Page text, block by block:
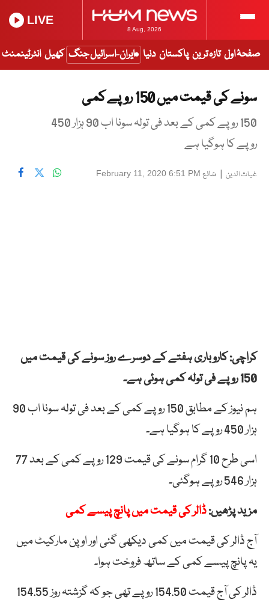
8 Aug, 2026
LIVE
صفحۂ اول تازہ ترین پاکستان دنیا ایران-اسرائیل جنگ کھیل انٹرٹینمنٹ
سونے کی قیمت میں 150 روپے کمی
150 روپے کمی کے بعد فی تولہ سونا اب 90 ہزار 450
روپے کا ہوگیا ہے
غیاث الدین | شائع February 11, 2020 6:51 PM
کراچی: کاروباری ہفتے کے دوسرے روز سونے کی قیمت میں
150 روپے فی تولہ کمی ہوئی ہے۔
ہم نیوز کے مطابق 150 روپے کمی کے بعد فی تولہ سونا اب 90
ہزار 450 روپے کا ہوگیا ہے۔
اسی طرح 10 گرام سونے کی قیمت 129 روپے کمی کے بعد 77
ہزار 546 روپے ہوگئی۔
مزید پڑھیں:ڈالر کی قیمت میں پانچ پیسے کمی
آج ڈالر کی قیمت میں کمی دیکھی گئی اور اوپن مارکیٹ میں
یہ پانچ پیسے کمی کے ساتھ فروخت ہوا۔
ڈالر کی آج قیمت 154.50 روپے تھی جو کہ گزشتہ روز 154.55